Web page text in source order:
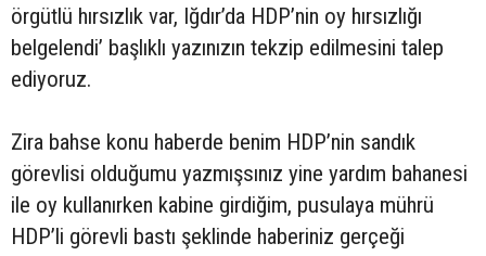
örgütlü hırsızlık var, Iğdır’da HDP’nin oy hırsızlığı
belgelendi’ başlıklı yazınızın tekzip edilmesini talep
ediyoruz.
Zira bahse konu haberde benim HDP’nin sandık
görevlisi olduğumu yazmışsınız yine yardım bahanesi
ile oy kullanırken kabine girdiğim, pusulaya mührü
HDP’li görevli bastı şeklinde haberiniz gerçeği